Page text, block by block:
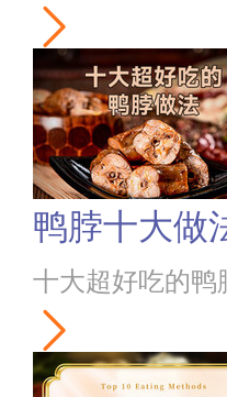
鸭脖十大做
十大超好吃的鸭